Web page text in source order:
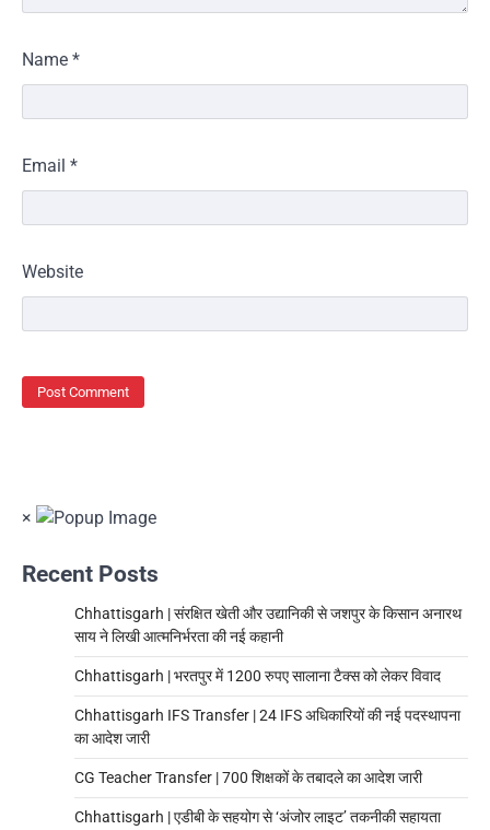
Name *
Email *
Website
×
Recent Posts
Chhattisgarh | संरक्षित खेती और उद्यानिकी से जशपुर के किसान अनारथ
साय ने लिखी आत्मनिर्भरता की नई कहानी
Chhattisgarh | भरतपुर में 1200 रुपए सालाना टैक्स को लेकर विवाद
Chhattisgarh IFS Transfer | 24 IFS अधिकारियों की नई पदस्थापना
का आदेश जारी
CG Teacher Transfer | 700 शिक्षकों के तबादले का आदेश जारी
Chhattisgarh | एडीबी के सहयोग से ‘अंजोर लाइट’ तकनीकी सहायता